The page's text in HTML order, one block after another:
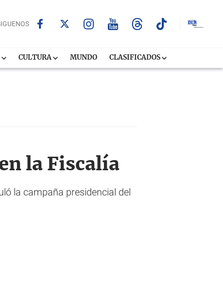
CULTURA MUNDO CLASIFICADOS
la Fiscalía
la campaña presidencial del